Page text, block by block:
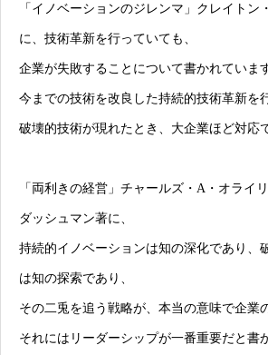
「イノベーションのジレンマ」クレイトン
に、技術革新を行っていても、
企業が失敗することについて書かれていま
今までの技術を改良した持続的技術革新を
破壊的技術が現れたとき、大企業ほど対応
「両利きの経営」チャールズ・A・オライ
ダッシュマン著に、
持続的イノベーションは知の深化であり、
は知の探索であり、
その二兎を追う戦略が、本当の意味で企業
それにはリーダーシップが一番重要だと書